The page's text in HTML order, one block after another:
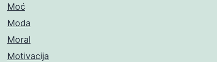
Moć
Moda
Moral
Motivacija